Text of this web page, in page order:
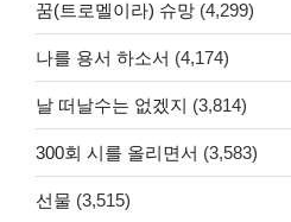
꿈(트로멜이라) 슈망 (4,299)
나를 용서 하소서 (4,174)
날 떠날수는 없겠지 (3,814)
300회 시를 올리면서 (3,583)
선물 (3,515)